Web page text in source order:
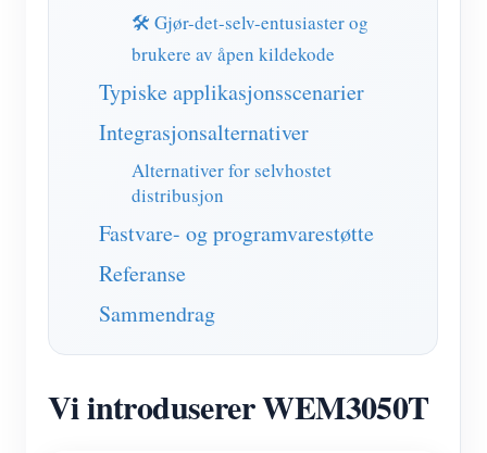
🛠️ Gjør-det-selv-entusiaster og
brukere av åpen kildekode
Typiske applikasjonsscenarier
Integrasjonsalternativer
Alternativer for selvhostet
distribusjon
Fastvare- og programvarestøtte
Referanse
Sammendrag
Vi introduserer WEM3050T